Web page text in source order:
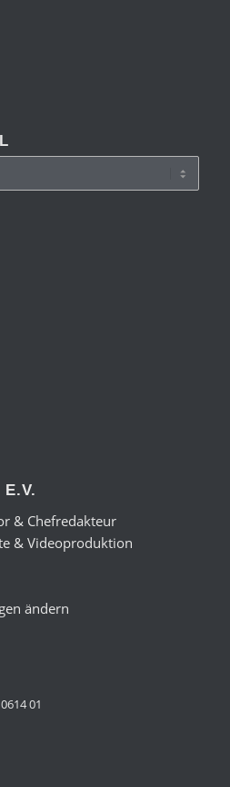
E.V.
& Chefredakteur
& Videoproduktion
ändern
01